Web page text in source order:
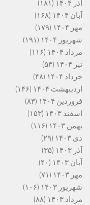
آذر ۱۴۰۴
(۱۸۱)
آبان ۱۴۰۴
(۱۶۸)
مهر ۱۴۰۴
(۱۷۹)
شهریور ۱۴۰۴
(۱۹۱)
مرداد ۱۴۰۴
(۱۱۶)
تیر ۱۴۰۴
(۵۳)
خرداد ۱۴۰۴
(۴۸)
اردیبهشت ۱۴۰۴
(۱۴۶)
فروردین ۱۴۰۴
(۸۳)
اسفند ۱۴۰۳
(۱۵۳)
بهمن ۱۴۰۳
(۱۱۶)
دی ۱۴۰۳
(۲۹)
آذر ۱۴۰۳
(۳۵)
آبان ۱۴۰۳
(۴۰)
مهر ۱۴۰۳
(۷۱)
شهریور ۱۴۰۳
(۱۰۶)
مرداد ۱۴۰۳
(۸۸)